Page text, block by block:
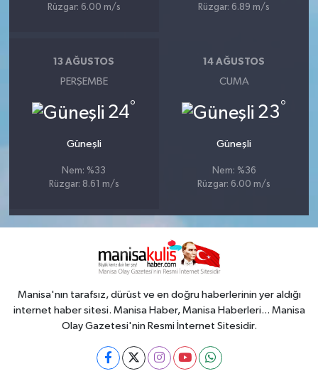
Rüzgar: 6.00 m/s
Rüzgar: 6.89 m/s
13 AĞUSTOS
PERŞEMBE
24°
Güneşli
Nem: %33
Rüzgar: 8.61 m/s
14 AĞUSTOS
CUMA
23°
Güneşli
Nem: %36
Rüzgar: 6.00 m/s
Manisa'nın tarafsız, dürüst ve en doğru haberlerinin yer aldığı
internet haber sitesi. Manisa Haber, Manisa Haberleri... Manisa
Olay Gazetesi'nin Resmi İnternet Sitesidir.